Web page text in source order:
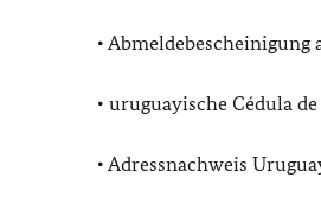
•
• uruguayische Cédula
• Adressnachweis